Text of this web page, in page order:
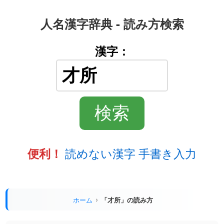
人名漢字辞典 - 読み方検索
漢字：
便利！ 読めない漢字 手書き入力
ホーム 「才所」の読み方